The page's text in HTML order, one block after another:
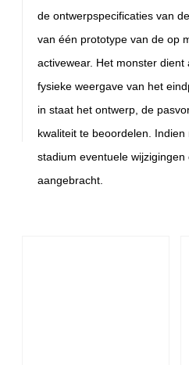
de ontwerpspecificaties van
van één prototype van de op
activewear. Het monster dient
fysieke weergave van het
in staat het ontwerp, de
kwaliteit te beoordelen.
stadium eventuele
aangebracht.